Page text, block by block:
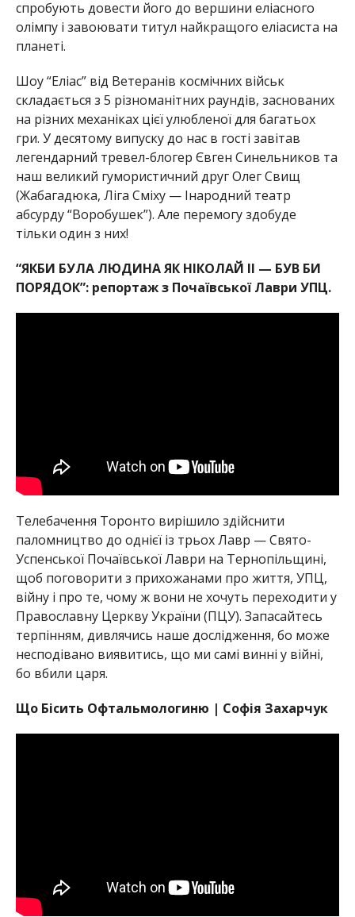
спробують довести його до вершини еліасного
олімпу і завоювати титул найкращого еліасиста на
планеті.
Шоу “Еліас” від Ветеранів космічних військ
складається з 5 різноманітних раундів, заснованих
на різних механіках цієї улюбленої для багатьох
гри. У десятому випуску до нас в гості завітав
легендарний тревел-блогер Євген Синельников та
наш великий гумористичний друг Олег Свищ
(Жабагадюка, Ліга Сміху — Інародний театр
абсурду “Воробушек”). Але перемогу здобуде
тільки один з них!
“ЯКБИ БУЛА ЛЮДИНА ЯК НІКОЛАЙ ІІ — БУВ БИ
ПОРЯДОК”: репортаж з Почаївської Лаври УПЦ.
Телебачення Торонто вирішило здійснити
паломництво до однієї із трьох Лавр — Свято-
Успенської Почаївської Лаври на Тернопільщині,
щоб поговорити з прихожанами про життя, УПЦ,
війну і про те, чому ж вони не хочуть переходити у
Православну Церкву України (ПЦУ). Запасайтесь
терпінням, дивлячись наше дослідження, бо може
несподівано виявитись, що ми самі винні у війні,
бо вбили царя.
Що Бісить Офтальмологиню | Софія Захарчук